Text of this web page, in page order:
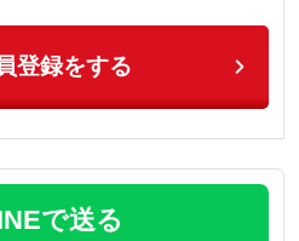
登録をする
で送る